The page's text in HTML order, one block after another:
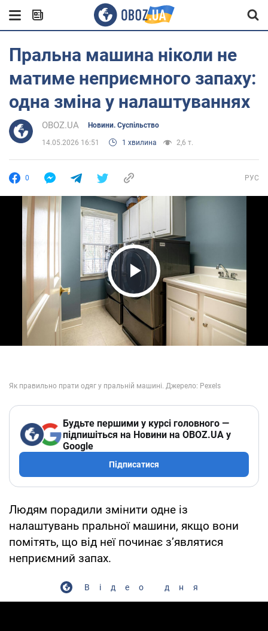
Пральна машина ніколи не
матиме неприємного запаху:
одна зміна у налаштуваннях
OBOZ.UA Новини. Суспільство
14.05.2026 16:51 1 хвилина 2,6 т.
0 РУС
Play Video
Будьте першими у курсі головного —
підпишіться на Новини на OBOZ.UA у
Google
Підписатися
Людям порадили змінити одне із
налаштувань пральної машини, якщо вони
помітять, що від неї починає з’являтися
неприємний запах.
Відео дня